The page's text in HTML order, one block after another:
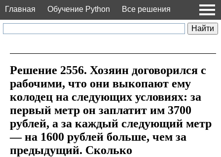
Главная Обучение Python Все решения
Решение 2556. Хозяин договорился с
рабочими, что они выкопают ему
колодец на следующих условиях: за
первый метр он заплатит им 3700
рублей, а за каждый следующий метр
— на 1600 рублей больше, чем за
предыдущий. Сколько